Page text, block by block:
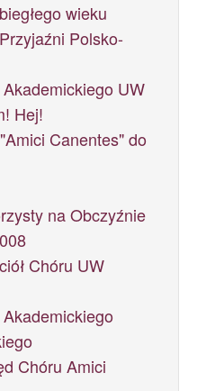
wieku
Polsko-
UW
Hej!
Canentes" do
na Obczyźnie
Chóru UW
Chóru Amici